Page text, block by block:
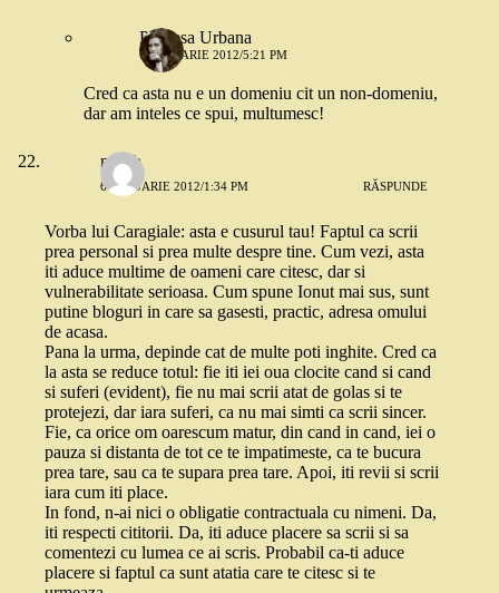
Printesa Urbana
6 IANUARIE 2012/5:21 PM
Cred ca asta nu e un domeniu cit un non-domeniu,
dar am inteles ce spui, multumesc!
nusch
6 IANUARIE 2012/1:34 PM RĂSPUNDE
Vorba lui Caragiale: asta e cusurul tau! Faptul ca scrii
prea personal si prea multe despre tine. Cum vezi, asta
iti aduce multime de oameni care citesc, dar si
vulnerabilitate serioasa. Cum spune Ionut mai sus, sunt
putine bloguri in care sa gasesti, practic, adresa omului
de acasa.
Pana la urma, depinde cat de multe poti inghite. Cred ca
la asta se reduce totul: fie iti iei oua clocite cand si cand
si suferi (evident), fie nu mai scrii atat de golas si te
protejezi, dar iara suferi, ca nu mai simti ca scrii sincer.
Fie, ca orice om oarescum matur, din cand in cand, iei o
pauza si distanta de tot ce te impatimeste, ca te bucura
prea tare, sau ca te supara prea tare. Apoi, iti revii si scrii
iara cum iti place.
In fond, n-ai nici o obligatie contractuala cu nimeni. Da,
iti respecti cititorii. Da, iti aduce placere sa scrii si sa
comentezi cu lumea ce ai scris. Probabil ca-ti aduce
placere si faptul ca sunt atatia care te citesc si te